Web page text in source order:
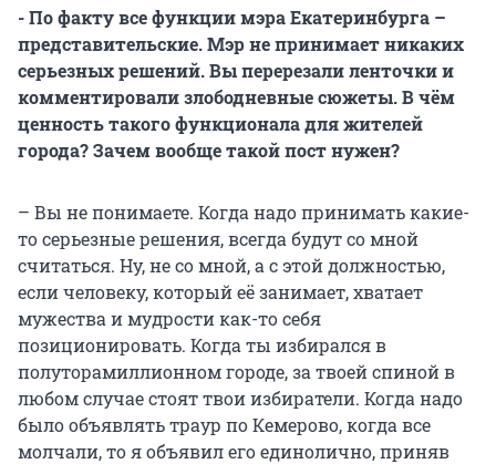
- По факту все функции мэра Екатеринбурга –
представительские. Мэр не принимает никаких
серьезных решений. Вы перерезали ленточки и
комментировали злободневные сюжеты. В чём
ценность такого функционала для жителей
города? Зачем вообще такой пост нужен?
– Вы не понимаете. Когда надо принимать какие-
то серьезные решения, всегда будут со мной
считаться. Ну, не со мной, а с этой должностью,
если человеку, который её занимает, хватает
мужества и мудрости как-то себя
позиционировать. Когда ты избирался в
полуторамиллионном городе, за твоей спиной в
любом случае стоят твои избиратели. Когда надо
было объявлять траур по Кемерово, когда все
молчали, то я объявил его единолично, приняв